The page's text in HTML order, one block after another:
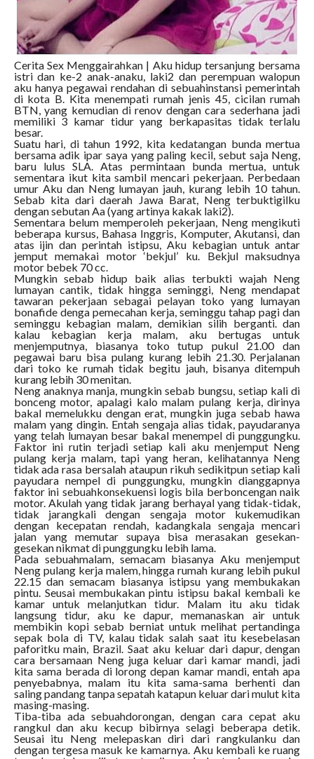
Cerita Sex Menggairahkan | Aku hidup tersanjung bersama
istri dan ke-2 anak-anaku, laki2 dan perempuan walopun
aku hanya pegawai rendahan di sebuahinstansi pemerintah
di kota B. Kita menempati rumah jenis 45, cicilan rumah
BTN, yang kemudian di renov dengan cara sederhana jadi
memiliki 3 kamar tidur yang berkapasitas tidak terlalu
besar.
Suatu hari, di tahun 1992, kita kedatangan bunda mertua
bersama adik ipar saya yang paling kecil, sebut saja Neng,
baru lulus SLA. Atas permintaan bunda mertua, untuk
sementara ikut kita sambil mencari pekerjaan. Perbedaan
umur Aku dan Neng lumayan jauh, kurang lebih 10 tahun.
Sebab kita dari daerah Jawa Barat, Neng terbuktigilku
dengan sebutan Aa (yang artinya kakak laki2).
Sementara belum memperoleh pekerjaan, Neng mengikuti
beberapa kursus, Bahasa Inggris, Komputer, Akutansi, dan
atas ijin dan perintah istipsu, Aku kebagian untuk antar
jemput memakai motor ‘bekjul’ ku. Bekjul maksudnya
motor bebek 70 cc.
Mungkin sebab hidup baik alias terbukti wajah Neng
lumayan cantik, tidak hingga seminggi, Neng mendapat
tawaran pekerjaan sebagai pelayan toko yang lumayan
bonafide denga pemecahan kerja, seminggu tahap pagi dan
seminggu kebagian malam, demikian silih berganti. dan
kalau kebagian kerja malam, aku bertugas untuk
menjemputnya, biasanya toko tutup pukul 21.00 dan
pegawai baru bisa pulang kurang lebih 21.30. Perjalanan
dari toko ke rumah tidak begitu jauh, bisanya ditempuh
kurang lebih 30 menitan.
Neng anaknya manja, mungkin sebab bungsu, setiap kali di
bonceng motor, apalagi kalo malam pulang kerja, dirinya
bakal memelukku dengan erat, mungkin juga sebab hawa
malam yang dingin. Entah sengaja alias tidak, payudaranya
yang telah lumayan besar bakal menempel di punggungku.
Faktor ini rutin terjadi setiap kali aku menjemput Neng
pulang kerja malam, tapi yang heran, kelihatannya Neng
tidak ada rasa bersalah ataupun rikuh sedikitpun setiap kali
payudara nempel di punggungku, mungkin dianggapnya
faktor ini sebuahkonsekuensi logis bila berboncengan naik
motor. Akulah yang tidak jarang berhayal yang tidak-tidak,
tidak jarangkali dengan sengaja motor kukemudikan
dengan kecepatan rendah, kadangkala sengaja mencari
jalan yang memutar supaya bisa merasakan gesekan-
gesekan nikmat di punggungku lebih lama.
Pada sebuahmalam, semacam biasanya Aku menjemput
Neng pulang kerja malem, hingga rumah kurang lebih pukul
22.15 dan semacam biasanya istipsu yang membukakan
pintu. Seusai membukakan pintu istipsu bakal kembali ke
kamar untuk melanjutkan tidur. Malam itu aku tidak
langsung tidur, aku ke dapur, memanaskan air untuk
membikin kopi sebab berniat untuk melihat pertandinga
sepak bola di TV, kalau tidak salah saat itu kesebelasan
paforitku main, Brazil. Saat aku keluar dari dapur, dengan
cara bersamaan Neng juga keluar dari kamar mandi, jadi
kita sama berada di lorong depan kamar mandi, entah apa
penyebabnya, malam itu kita sama-sama berhenti dan
saling pandang tanpa sepatah katapun keluar dari mulut kita
masing-masing.
Tiba-tiba ada sebuahdorongan, dengan cara cepat aku
rangkul dan aku kecup bibirnya selagi beberapa detik.
Seusai itu Neng melepaskan diri dari rangkulanku dan
dengan tergesa masuk ke kamarnya. Aku kembali ke ruang